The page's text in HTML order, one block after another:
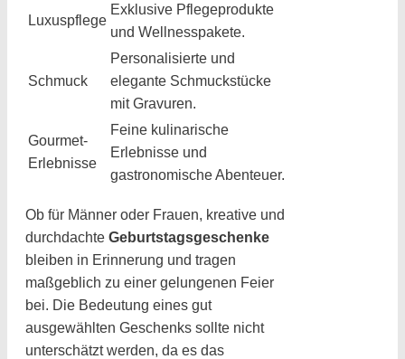
Luxuspflege
Exklusive Pflegeprodukte
und Wellnesspakete.
Schmuck
Personalisierte und
elegante Schmuckstücke
mit Gravuren.
Gourmet-
Erlebnisse
Feine kulinarische
Erlebnisse und
gastronomische Abenteuer.
Ob für Männer oder Frauen, kreative und
durchdachte Geburtstagsgeschenke
bleiben in Erinnerung und tragen
maßgeblich zu einer gelungenen Feier
bei. Die Bedeutung eines gut
ausgewählten Geschenks sollte nicht
unterschätzt werden, da es das